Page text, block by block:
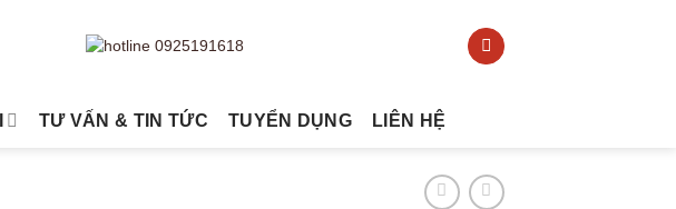
TƯ VẤN & TIN TỨC TUYỂN DỤNG LIÊN HỆ